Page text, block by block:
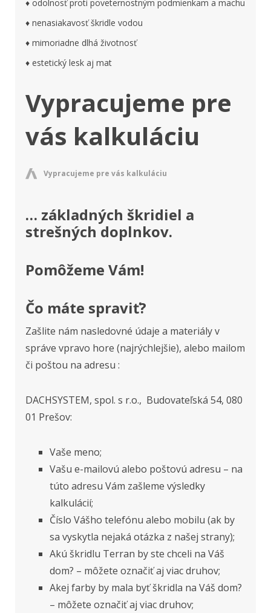
♦ odolnosť proti poveternostným podmienkam a machu
♦ nenasiakavosť škridle vodou
♦ mimoriadne dlhá životnosť
♦ estetický lesk aj mat
Vypracujeme pre
vás kalkuláciu
Vypracujeme pre vás kalkuláciu
… základných škridiel a
strešných doplnkov.
Pomôžeme Vám!
Čo máte spraviť?
Zašlite nám nasledovné údaje a materiály v
správe vpravo hore (najrýchlejšie), alebo mailom
či poštou na adresu :
DACHSYSTEM, spol. s r.o., Budovateľská 54, 080
01 Prešov:
Vaše meno;
Vašu e-mailovú alebo poštovú adresu – na
túto adresu Vám zašleme výsledky
kalkulácií;
Číslo Vášho telefónu alebo mobilu (ak by
sa vyskytla nejaká otázka z našej strany);
Akú škridlu Terran by ste chceli na Váš
dom? – môžete označiť aj viac druhov;
Akej farby by mala byť škridla na Váš dom?
– môžete označiť aj viac druhov;